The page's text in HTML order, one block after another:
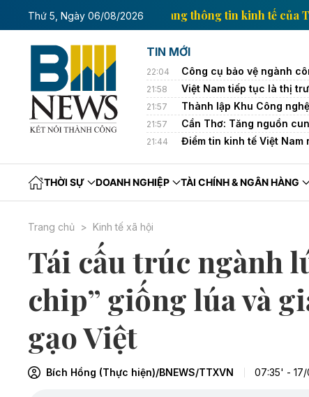
Thứ 5, Ngày 06/08/2026
tế của Thông tấn xã Việt Nam Trang thông tin
TIN MỚI
22:04 Công cụ bảo vệ ngành
21:58 Việt Nam tiếp tục là thị
21:57 Thành lập Khu Công
21:57 Cần Thơ: Tăng nguồn
21:44 Điểm tin kinh tế Việt
THỜI SỰ DOANH NGHIỆP TÀI CHÍNH & NGÂN HÀNG
Trang chủ Kinh tế xã hội
Tái cấu trúc ngành
chip” giống lúa và
gạo Việt
Bích Hồng (Thực hiện)/BNEWS/TTXVN 07:35' -